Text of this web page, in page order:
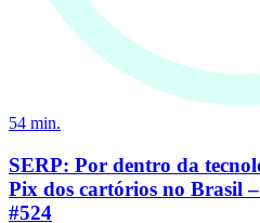
54 min.
SERP: Por dentro da
Pix dos cartórios no Brasil
#524